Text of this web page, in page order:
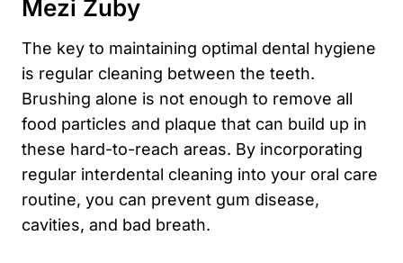
Mezi Zuby
The key to maintaining optimal dental hygiene
is regular cleaning between the teeth.
Brushing alone is not enough to remove all
food particles and plaque that can build up in
these hard-to-reach areas. By incorporating
regular interdental cleaning into your oral care
routine, you can prevent gum disease,
cavities, and bad breath.